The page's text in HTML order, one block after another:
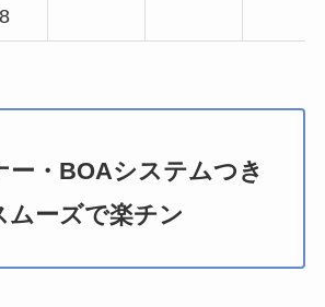
ー・BOAシステムつき
ムーズで楽チン